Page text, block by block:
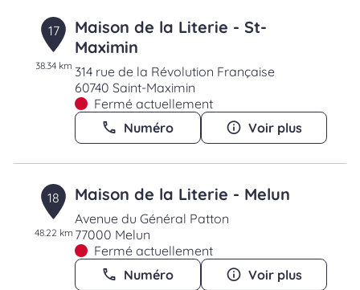
17
38.34 km
Maison de la Literie - St-
Maximin
314 rue de la Révolution Française
60740 Saint-Maximin
Fermé actuellement
Numéro
Voir plus
18
48.22 km
Maison de la Literie - Melun
Avenue du Général Patton
77000 Melun
Fermé actuellement
Numéro
Voir plus